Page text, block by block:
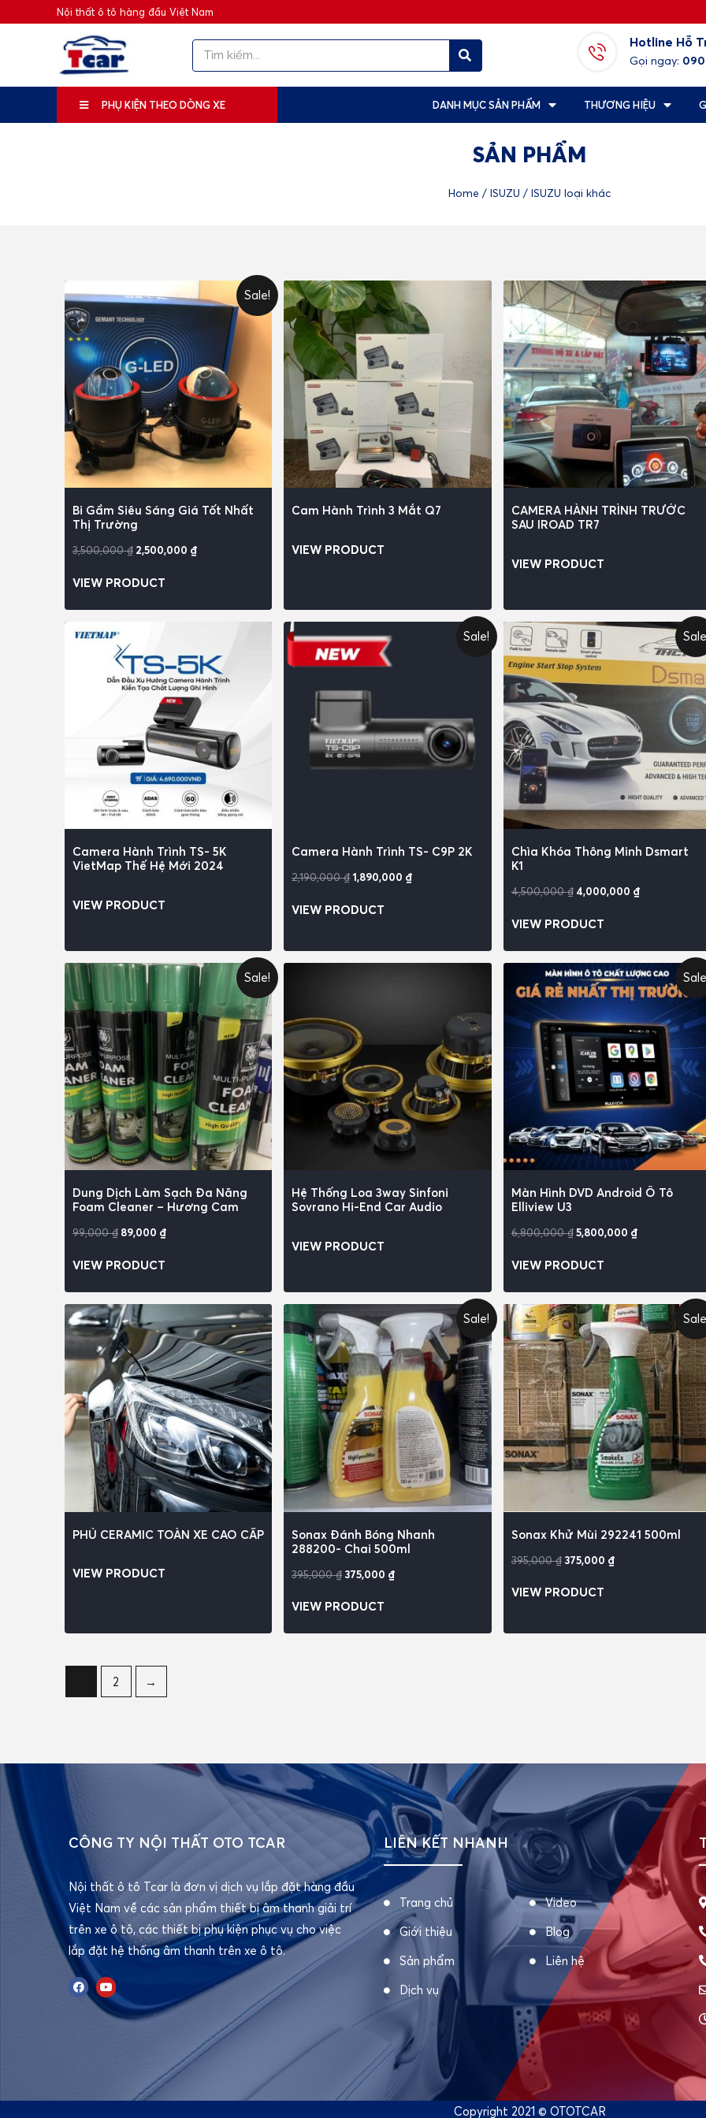
Nội thất ô tô hàng đầu Việt Nam
Hotline Hỗ
Gọi ngay:
PHỤ KIỆN THEO DÒNG XE DANH MỤC SẢN PHẨM THƯƠNG HIỆU
SẢN PHẨM
Home / ISUZU / ISUZU loại khác
Sale!
Bi Gầm Siêu Sáng Giá Tốt Nhất
Thị Trường
3,500,000₫ 2,500,000 ₫
VIEW PRODUCT
Cam Hành Trình 3 Mắt Q7
VIEW PRODUCT
CAMERA HÀNH TRÌNH TRƯỚC
SAU IROAD TR7
VIEW PRODUCT
Camera Hành Trình TS- 5K
VietMap Thế Hệ Mới 2024
VIEW PRODUCT
Sale!
Camera Hành Trình TS- C9P 2K
2,190,000₫1,890,000 ₫
VIEW PRODUCT
Chìa Khóa Thông Minh Dsmart
K1
4,500,000₫ 4,000,000 ₫
VIEW PRODUCT
Sale!
Dung Dịch Làm Sạch Đa Năng
Foam Cleaner – Hương Cam
99,000₫ 89,000 ₫
VIEW PRODUCT
Hệ Thống Loa 3way Sinfoni
Sovrano Hi-End Car Audio
VIEW PRODUCT
Màn Hình DVD Android Ô Tô
Elliview U3
6,800,000₫ 5,800,000 ₫
VIEW PRODUCT
PHỦ CERAMIC TOÀN XE CAO CẤP
VIEW PRODUCT
Sale!
Sonax Đánh Bóng Nhanh
288200- Chai 500ml
395,000₫ 375,000 ₫
VIEW PRODUCT
Sonax Khử Mùi 292241 500ml
395,000₫ 375,000 ₫
VIEW PRODUCT
2 →
CÔNG TY NỘI THẤT OTO TCAR
Nội thất ô tô Tcar là đơn vị dịch vụ lắp đặt hàng đầu
Việt Nam về các sản phẩm thiết bị âm thanh giải trí
trên xe ô tô, các thiết bị phụ kiện phục vụ cho việc
lắp đặt hệ thống âm thanh trên xe ô tô.
LIÊN KẾT NHANH
Trang chủ
Giới thiệu
Sản phẩm
Dịch vụ
Video
Blog
Liên hệ
Copyright 2021 © OTOTCAR